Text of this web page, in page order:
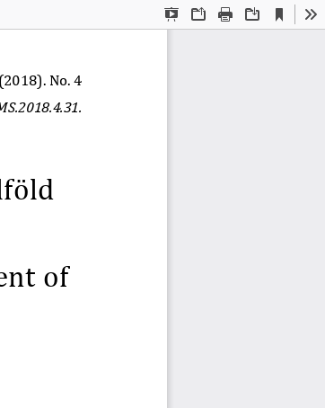
Presentation
OpenPrint Download
Current
View
No. 4
of